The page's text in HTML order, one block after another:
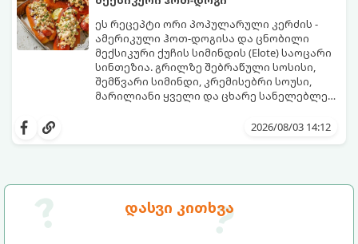
დასვი კითხვა
ეს რეცეპტი ორი პოპულარული კერძის -
ამერიკული ჰოთ-დოგისა და ცნობილი
მექსიკური ქუჩის სიმინდის (Elote) საოცარი
სინთეზია. გრილზე შებრაწული სოსისი,
შემწვარი სიმინდი, კრემისებრი სოუსი,
მარილიანი ყველი და ცხარე სანელებლები
წვეულებებისთვის, ბარბექიუსთვის ან
ულუფა: 8 პორცია
2026/08/03 14:12